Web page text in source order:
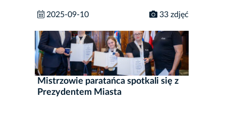
2025-09-10 33 zdjęć
Mistrzowie paratańca spotkali się z
Prezydentem Miasta